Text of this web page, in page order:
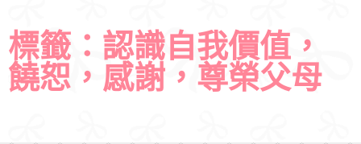
標籤：認識自我價值，
饒恕，感謝，尊榮父母